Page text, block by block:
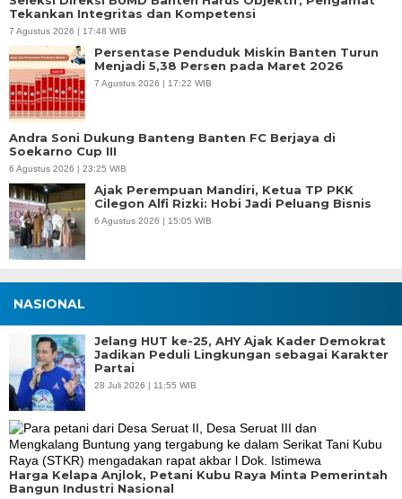
Tekankan Integritas dan Kompetensi
7 Agustus 2026 | 17:48 WIB
Persentase Penduduk Miskin Banten Turun
Menjadi 5,38 Persen pada Maret 2026
7 Agustus 2026 | 17:22 WIB
Andra Soni Dukung Banteng Banten FC Berjaya di
Soekarno Cup III
6 Agustus 2026 | 23:25 WIB
Ajak Perempuan Mandiri, Ketua TP PKK
Cilegon Alfi Rizki: Hobi Jadi Peluang Bisnis
6 Agustus 2026 | 15:05 WIB
NASIONAL
Jelang HUT ke-25, AHY Ajak Kader Demokrat
Jadikan Peduli Lingkungan sebagai Karakter
Partai
28 Juli 2026 | 11:55 WIB
Harga Kelapa Anjlok, Petani Kubu Raya Minta Pemerintah
Bangun Industri Nasional